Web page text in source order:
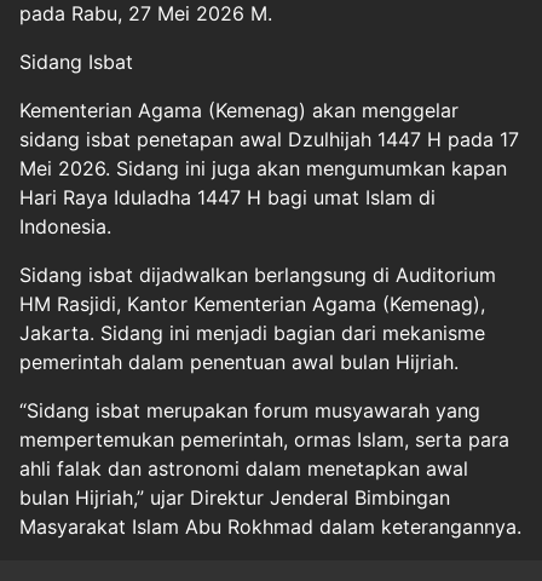
pada Rabu, 27 Mei 2026 M.
Sidang Isbat
Kementerian Agama (Kemenag) akan menggelar
sidang isbat penetapan awal Dzulhijah 1447 H pada 17
Mei 2026. Sidang ini juga akan mengumumkan kapan
Hari Raya Iduladha 1447 H bagi umat Islam di
Indonesia.
Sidang isbat dijadwalkan berlangsung di Auditorium
HM Rasjidi, Kantor Kementerian Agama (Kemenag),
Jakarta. Sidang ini menjadi bagian dari mekanisme
pemerintah dalam penentuan awal bulan Hijriah.
“Sidang isbat merupakan forum musyawarah yang
mempertemukan pemerintah, ormas Islam, serta para
ahli falak dan astronomi dalam menetapkan awal
bulan Hijriah,” ujar Direktur Jenderal Bimbingan
Masyarakat Islam Abu Rokhmad dalam keterangannya.